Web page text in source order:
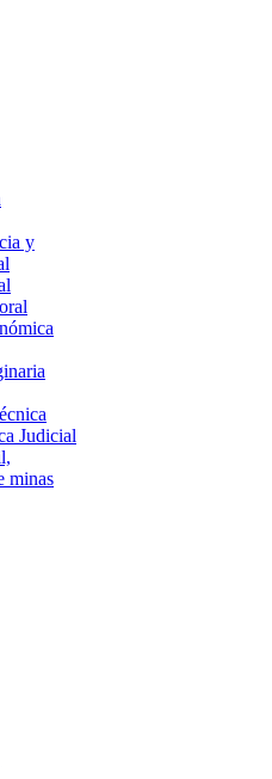
y
Judicial
minas